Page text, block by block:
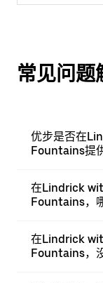
常见问题
优步是否在
Fountains提
在Lindrick
Fountains，
在Lindrick
Fountains，